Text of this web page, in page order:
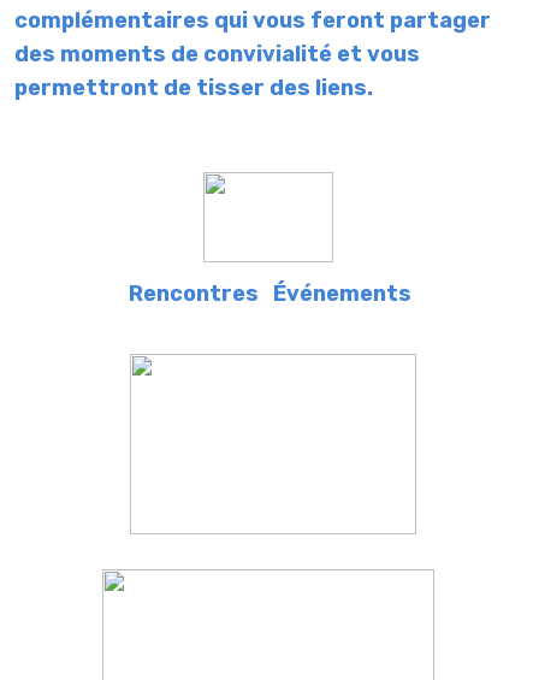
complémentaires qui vous feront partager
des moments de convivialité et vous
permettront de tisser des liens.
Rencontres Événements